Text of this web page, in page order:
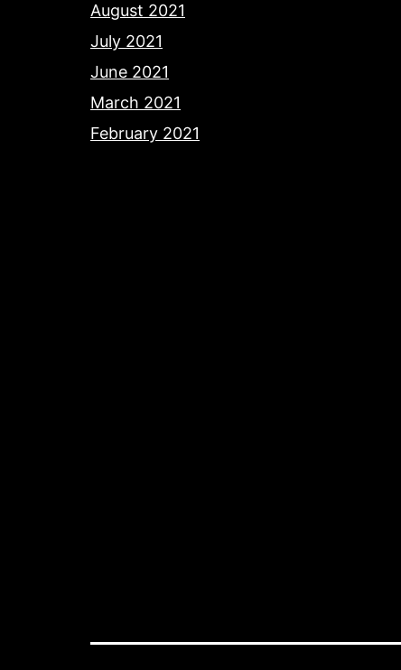
August 2021
July 2021
June 2021
March 2021
February 2021